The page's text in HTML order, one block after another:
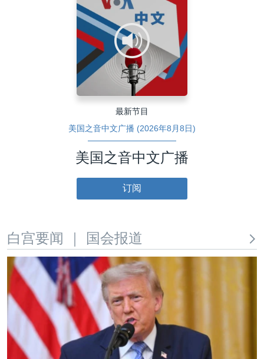
最新节目
美国之音中文广播 (2026年8月8日)
美国之音中文广播
订阅
白宫要闻 ｜ 国会报道